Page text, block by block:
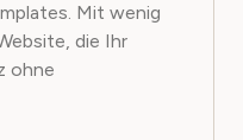
Mit wenig
die Ihr
ohne